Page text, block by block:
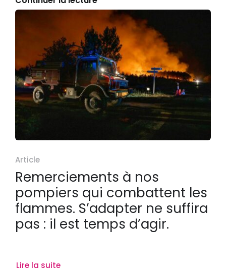
Article
Remerciements à nos
pompiers qui combattent les
flammes. S’adapter ne suffira
pas : il est temps d’agir.
Lire la suite